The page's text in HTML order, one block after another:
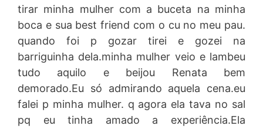
tirar minha mulher com a buceta na minha
boca e sua best friend com o cu no meu pau.
quando foi p gozar tirei e gozei na
barriguinha dela.minha mulher veio e lambeu
tudo aquilo e beijou Renata bem
demorado.Eu só admirando aquela cena.eu
falei p minha mulher. q agora ela tava no sal
pq eu tinha amado a experiência.Ela